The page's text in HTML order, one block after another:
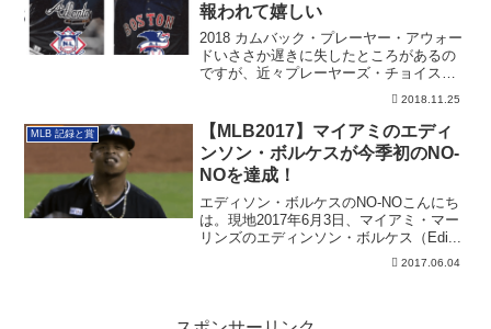
報われて嬉しい
2018 カムバック・プレーヤー・アウォー
ドいささか遅きに失したところがあるの
ですが、近々プレーヤーズ・チョイス・
2018.11.25
MLB 記録と賞
【MLB2017】マイアミのエディ
ンソン・ボルケスが今季初のNO-
NOを達成！
エディソン・ボルケスのNO-NOこんにち
は。現地2017年6月3日、マイアミ・マー
リンズのエディンソン・ボルケス（Edi...
2017.06.04